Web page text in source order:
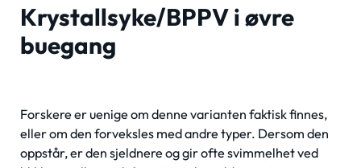
Krystallsyke/BPPV i øvre
buegang
Forskere er uenige om denne varianten faktisk finnes,
eller om den forveksles med andre typer. Dersom den
oppstår, er den sjeldnere og gir ofte svimmelhet ved